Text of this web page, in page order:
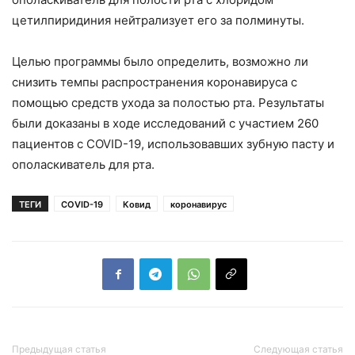
цетилпиридиния нейтрализует его за полминуты.
Целью программы было определить, возможно ли
снизить темпы распространения коронавируса с
помощью средств ухода за полостью рта. Результаты
были доказаны в ходе исследований с участием 260
пациентов с COVID-19, использовавших зубную пасту и
ополаскиватель для рта.
ТЕГИ COVID-19 Ковид коронавирус
Предыдущая статья Следующая статья